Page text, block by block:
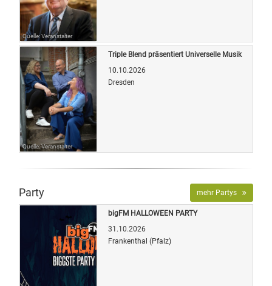
Quelle: Veranstalter
Quelle: Veranstalter
Triple Blend präsentiert Universelle Musik
10.10.2026
Dresden
Party mehr Partys
bigFM HALLOWEEN PARTY
31.10.2026
Frankenthal (Pfalz)